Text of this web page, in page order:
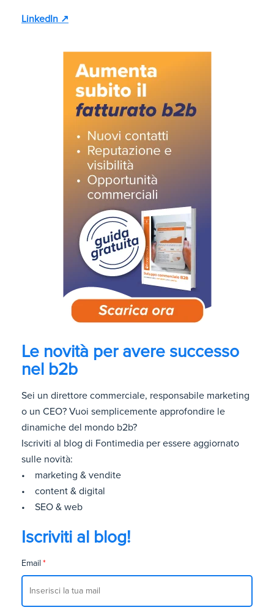
LinkedIn ↗
Le novità per avere successo
nel b2b
Sei un direttore commerciale, responsabile marketing
o un CEO? Vuoi semplicemente approfondire le
dinamiche del mondo b2b?
Iscriviti al blog di Fontimedia per essere aggiornato
sulle novità:
• marketing & vendite
• content & digital
• SEO & web
Iscriviti al blog!
Email *